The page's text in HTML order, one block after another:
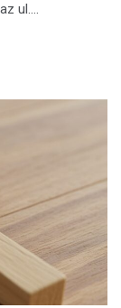
ul.…